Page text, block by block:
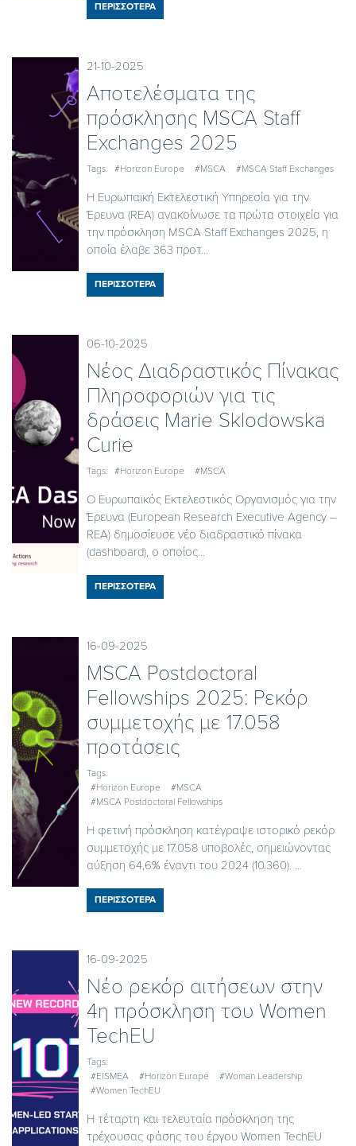
ΠΕΡΙΣΣΟΤΕΡΑ
21-10-2025
Αποτελέσματα της
πρόσκλησης MSCA Staff
Exchanges 2025
Tags: #Horizon Europe #MSCA #MSCA Staff Exchanges
Η Ευρωπαϊκή Εκτελεστική Υπηρεσία για την
Έρευνα (REA) ανακοίνωσε τα πρώτα στοιχεία για
την πρόσκληση MSCA Staff Exchanges 2025, η
οποία έλαβε 363 προτ...
ΠΕΡΙΣΣΟΤΕΡΑ
06-10-2025
Νέος Διαδραστικός Πίνακας
Πληροφοριών για τις
δράσεις Marie Sklodowska
Curie
Tags: #Horizon Europe #MSCA
Ο Ευρωπαϊκός Εκτελεστικός Οργανισμός για την
Έρευνα (European Research Executive Agency –
REA) δημοσίευσε νέο διαδραστικό πίνακα
(dashboard), ο οποίος...
ΠΕΡΙΣΣΟΤΕΡΑ
16-09-2025
MSCA Postdoctoral
Fellowships 2025: Ρεκόρ
συμμετοχής με 17.058
προτάσεις
Tags:
#Horizon Europe
#MSCA
#MSCA Postdoctoral Fellowships
Η φετινή πρόσκληση κατέγραψε ιστορικό ρεκόρ
συμμετοχής με 17.058 υποβολές, σημειώνοντας
αύξηση 64,6% έναντι του 2024 (10.360). ...
ΠΕΡΙΣΣΟΤΕΡΑ
16-09-2025
Νέο ρεκόρ αιτήσεων στην
4η πρόσκληση του Women
TechEU
Tags:
#EISMEA
#Horizon Europe
#Woman Leadership
#Women TechEU
Η τέταρτη και τελευταία πρόσκληση της
τρέχουσας φάσης του έργου Women TechEU